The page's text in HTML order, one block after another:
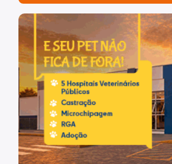
Contratos
Chamamentos
Parcerias
Despachos Autorizatórios
Portarias
Atas de RP
Tabela Referencial
Imagem de um cachorro